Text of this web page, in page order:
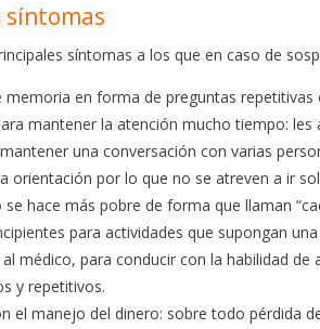
síntomas
síntomas a los que en caso de
memoria en forma de preguntas
mantener la atención mucho tiempo:
una conversación con varias
orientación por lo que no se atreven a ir
se hace más pobre de forma que llaman
para actividades que supongan
médico, para conducir con la habilidad
y repetitivos.
el manejo del dinero: sobre todo pérdida